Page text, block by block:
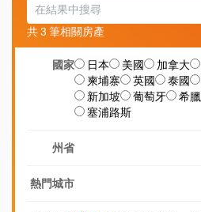
共 3 筆相關房產
國家 日本 美國 加拿大
柬埔寨
英國 泰國
新加坡
葡萄牙 希臘
塞浦路斯
州省
熱門城市